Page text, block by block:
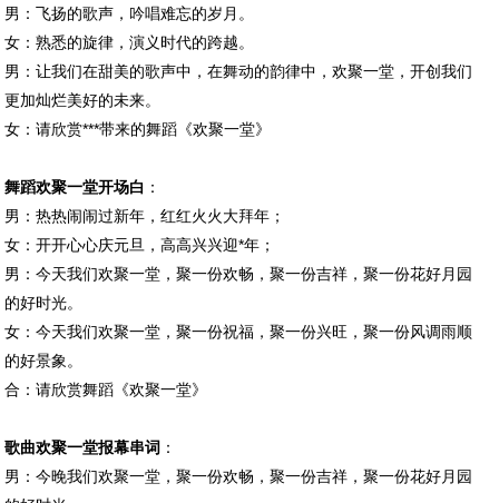
男：飞扬的歌声，吟唱难忘的岁月。
女：熟悉的旋律，演义时代的跨越。
男：让我们在甜美的歌声中，在舞动的韵律中，欢聚一堂，开创我们
更加灿烂美好的未来。
女：请欣赏***带来的舞蹈《欢聚一堂》
舞蹈欢聚一堂开场白 ：
男：热热闹闹过新年，红红火火大拜年；
女：开开心心庆元旦，高高兴兴迎*年；
男：今天我们欢聚一堂，聚一份欢畅，聚一份吉祥，聚一份花好月园
的好时光。
女：今天我们欢聚一堂，聚一份祝福，聚一份兴旺，聚一份风调雨顺
的好景象。
合：请欣赏舞蹈《欢聚一堂》
歌曲欢聚一堂报幕串词 ：
男：今晚我们欢聚一堂，聚一份欢畅，聚一份吉祥，聚一份花好月园